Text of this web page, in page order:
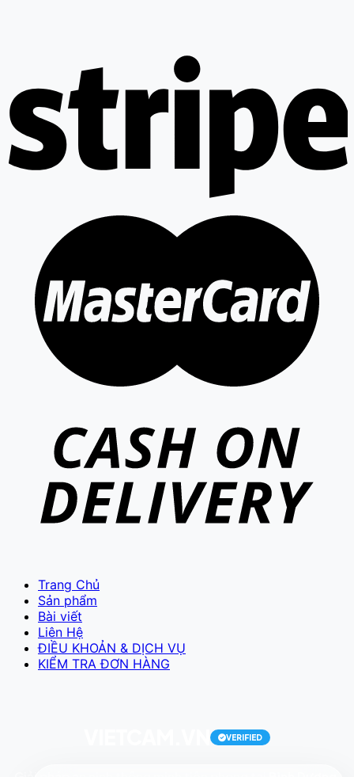
Trang Chủ
Sản phẩm
Bài viết
Liên Hệ
ĐIỀU KHOẢN & DỊCH VỤ
KIỂM TRA ĐƠN HÀNG
VERIFIED